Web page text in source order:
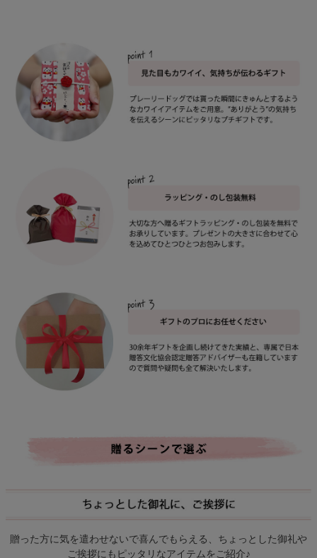
贈った方に気を遣わせないで喜んでもらえる、ちょっとした御礼や
ご挨拶にもピッタリなアイテムをご紹介♪